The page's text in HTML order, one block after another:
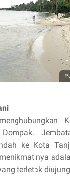
ke Kota
terletak